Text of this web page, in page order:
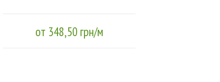
от 348,50 грн/м